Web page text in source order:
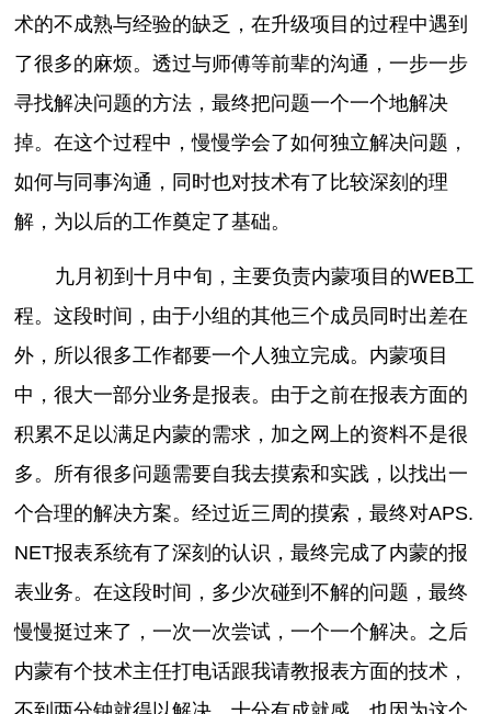
术的不成熟与经验的缺乏，在升级项目的过程中遇到
了很多的麻烦。透过与师傅等前辈的沟通，一步一步
寻找解决问题的方法，最终把问题一个一个地解决
掉。在这个过程中，慢慢学会了如何独立解决问题，
如何与同事沟通，同时也对技术有了比较深刻的理
解，为以后的工作奠定了基础。
九月初到十月中旬，主要负责内蒙项目的WEB工
程。这段时间，由于小组的其他三个成员同时出差在
外，所以很多工作都要一个人独立完成。内蒙项目
中，很大一部分业务是报表。由于之前在报表方面的
积累不足以满足内蒙的需求，加之网上的资料不是很
多。所有很多问题需要自我去摸索和实践，以找出一
个合理的解决方案。经过近三周的摸索，最终对APS.
NET报表系统有了深刻的认识，最终完成了内蒙的报
表业务。在这段时间，多少次碰到不解的问题，最终
慢慢挺过来了，一次一次尝试，一个一个解决。之后
内蒙有个技术主任打电话跟我请教报表方面的技术，